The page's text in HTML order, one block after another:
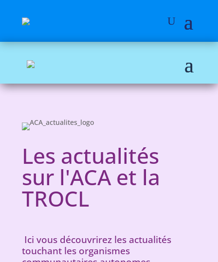
Les actualités
sur l'ACA et la
TROCL
Ici vous découvrirez les actualités
touchant les organismes